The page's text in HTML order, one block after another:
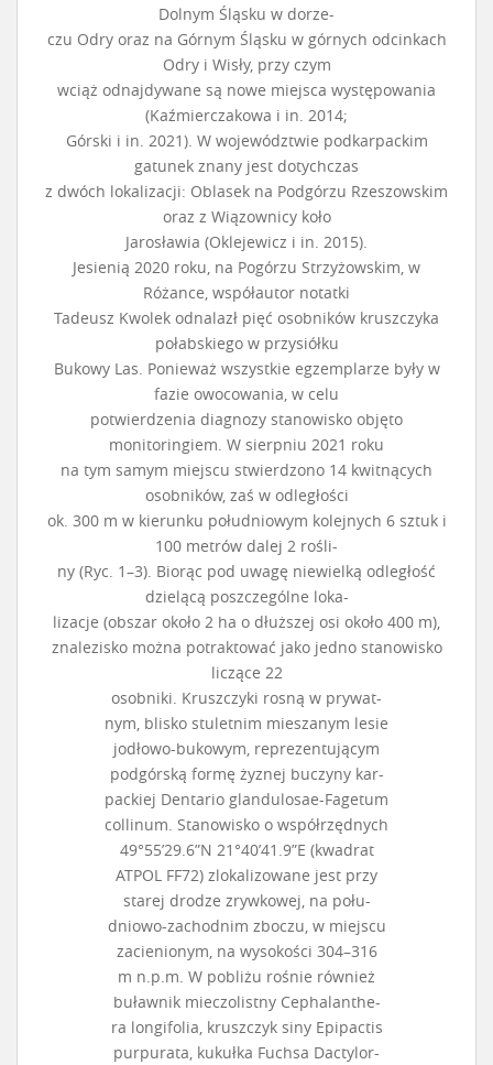
Dolnym Śląsku w dorze-
czu Odry oraz na Górnym Śląsku w górnych odcinkach
Odry i Wisły, przy czym
wciąż odnajdywane są nowe miejsca występowania
(Kaźmierczakowa i in. 2014;
Górski i in. 2021). W województwie podkarpackim
gatunek znany jest dotychczas
z dwóch lokalizacji: Oblasek na Podgórzu Rzeszowskim
oraz z Wiązownicy koło
Jarosławia (Oklejewicz i in. 2015).
Jesienią 2020 roku, na Pogórzu Strzyżowskim, w
Różance, współautor notatki
Tadeusz Kwolek odnalazł pięć osobników kruszczyka
połabskiego w przysiółku
Bukowy Las. Ponieważ wszystkie egzemplarze były w
fazie owocowania, w celu
potwierdzenia diagnozy stanowisko objęto
monitoringiem. W sierpniu 2021 roku
na tym samym miejscu stwierdzono 14 kwitnących
osobników, zaś w odległości
ok. 300 m w kierunku południowym kolejnych 6 sztuk i
100 metrów dalej 2 rośli-
ny (Ryc. 1–3). Biorąc pod uwagę niewielką odległość
dzielącą poszczególne loka-
lizacje (obszar około 2 ha o dłuższej osi około 400 m),
znalezisko można potraktować jako jedno stanowisko
liczące 22
osobniki. Kruszczyki rosną w prywat-
nym, blisko stuletnim mieszanym lesie
jodłowo-bukowym, reprezentującym
podgórską formę żyznej buczyny kar-
packiej Dentario glandulosae-Fagetum
collinum. Stanowisko o współrzędnych
49°55’29.6”N 21°40’41.9”E (kwadrat
ATPOL FF72) zlokalizowane jest przy
starej drodze zrywkowej, na połu-
dniowo-zachodnim zboczu, w miejscu
zacienionym, na wysokości 304–316
m n.p.m. W pobliżu rośnie również
buławnik mieczolistny Cephalanthe-
ra longifolia, kruszczyk siny Epipactis
purpurata, kukułka Fuchsa Dactylor-